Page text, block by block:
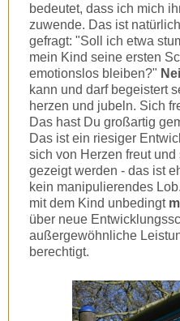
bedeutet, dass ich mich
zuwende. Das ist
gefragt: "Soll ich etwa
mein Kind seine ersten
emotionslos bleiben?"
kann und darf begeistert
herzen und jubeln. Sich
Das hast Du großartig
Das ist ein riesiger
sich von Herzen freut
gezeigt werden - das ist
kein manipulierendes
mit dem Kind unbedingt
über neue
außergewöhnliche
berechtigt.